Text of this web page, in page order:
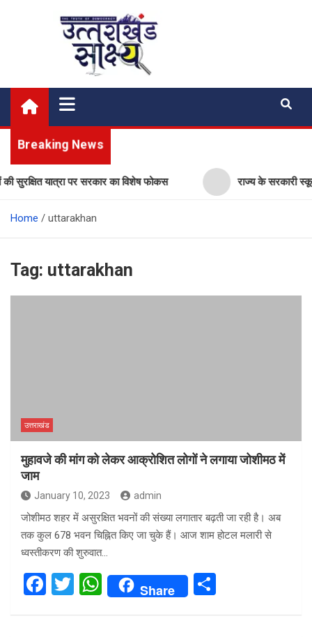
Uttarakhand Shakshya
My News Portal
Breaking News
सुरक्षित यात्रा पर सरकार का विशेष फोकस राज्य के सरकारी स्कूलों
Home uttarakhan
Tag: uttarakhan
उत्तराखंड
मुहावजे की मांग को लेकर आक्रोशित लोगों ने लगाया जोशीमठ में
जाम
January 10, 2023 admin
जोशीमठ शहर में असुरक्षित भवनों की संख्या लगातार बढ़ती जा रही है। अब
तक कुल 678 भवन चिह्नित किए जा चुके हैं। आज शाम होटल मलारी से
ध्वस्तीकरण की शुरुवात…
F
T
W
h
Share